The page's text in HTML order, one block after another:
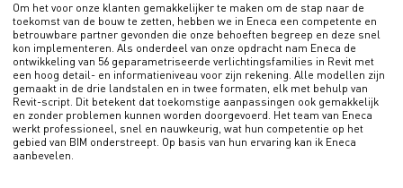
Om het voor onze klanten gemakkelijker te maken om de stap naar de
toekomst van de bouw te zetten, hebben we in Eneca een competente en
betrouwbare partner gevonden die onze behoeften begreep en deze snel
kon implementeren. Als onderdeel van onze opdracht nam Eneca de
ontwikkeling van 56 geparametriseerde verlichtingsfamilies in Revit met
een hoog detail- en informatieniveau voor zijn rekening. Alle modellen zijn
gemaakt in de drie landstalen en in twee formaten, elk met behulp van
Revit-script. Dit betekent dat toekomstige aanpassingen ook gemakkelijk
en zonder problemen kunnen worden doorgevoerd. Het team van Eneca
werkt professioneel, snel en nauwkeurig, wat hun competentie op het
gebied van BIM onderstreept. Op basis van hun ervaring kan ik Eneca
aanbevelen.